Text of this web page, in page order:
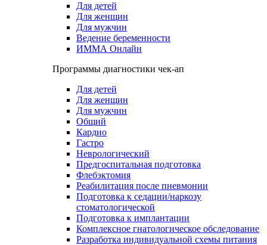
Для детей
Для женщин
Для мужчин
Ведение беременности
ИММА Онлайн
Программы диагностики чек-ап
Для детей
Для женщин
Для мужчин
Общий
Кардио
Гастро
Неврологический
Предгоспитальная подготовка
Флебэктомия
Реабилитация после пневмонии
Подготовка к седации/наркозу
стоматологической
Подготовка к имплантации
Комплексное гнатологическое обследование
Разработка индивидуальной схемы питания